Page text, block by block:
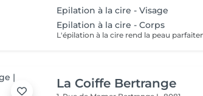
Epilation à la cire - Visage
Epilation à la cire - Corps
La Coiffe Bertrange